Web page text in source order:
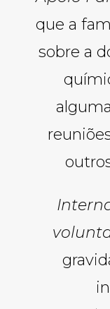
que a
sobre a